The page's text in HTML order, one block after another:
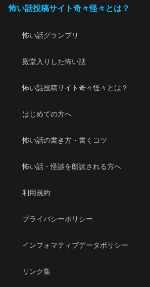
怖い話投稿サイト奇々怪々とは？
怖い話グランプリ
殿堂入りした怖い話
怖い話投稿サイト奇々怪々とは？
はじめての方へ
怖い話の書き方・書くコツ
怖い話・怪談を朗読される方へ
利用規約
プライバシーポリシー
インフォマティブデータポリシー
リンク集